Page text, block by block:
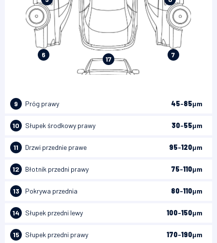
6 7
17
9 Próg prawy 45-85μm
10 Słupek środkowy prawy 30-55μm
11 Drzwi przednie prawe 95-120μm
12 Błotnik przedni prawy 75-110μm
13 Pokrywa przednia 80-110μm
14 Słupek przedni lewy 100-150μm
15 Słupek przedni prawy 170-190μm